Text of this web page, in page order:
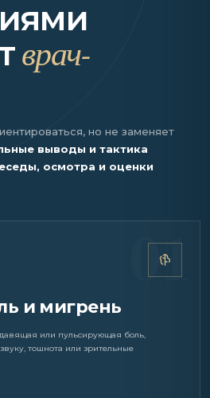
врач-
но не заменяет
выводы и тактика
осмотра и оценки
и мигрень
или пульсирующая боль,
тошнота или зрительные